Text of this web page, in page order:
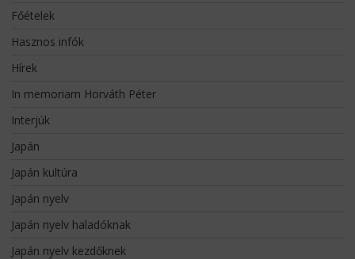
Főételek
Hasznos infók
Hírek
In memoriam Horváth Péter
Interjúk
Japán
Japán kultúra
Japán nyelv
Japán nyelv haladóknak
Japán nyelv kezdőknek